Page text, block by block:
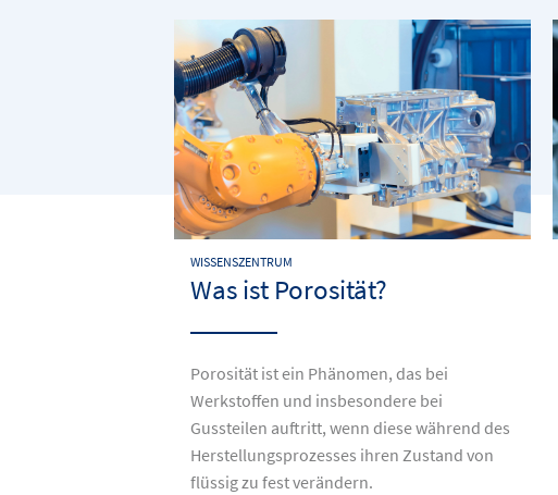
WISSENSZENTRUM
Was ist Porosität?
Porosität ist ein Phänomen, das bei
Werkstoffen und insbesondere bei
Gussteilen auftritt, wenn diese während des
Herstellungsprozesses ihren Zustand von
flüssig zu fest verändern.